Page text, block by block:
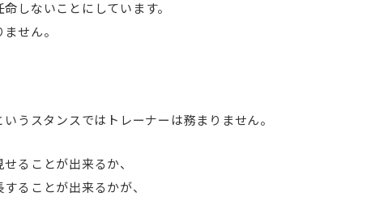
しないことにしています。
せん。
うスタンスではトレーナーは務まりません。
ることが出来るか、
ることが出来るかが、